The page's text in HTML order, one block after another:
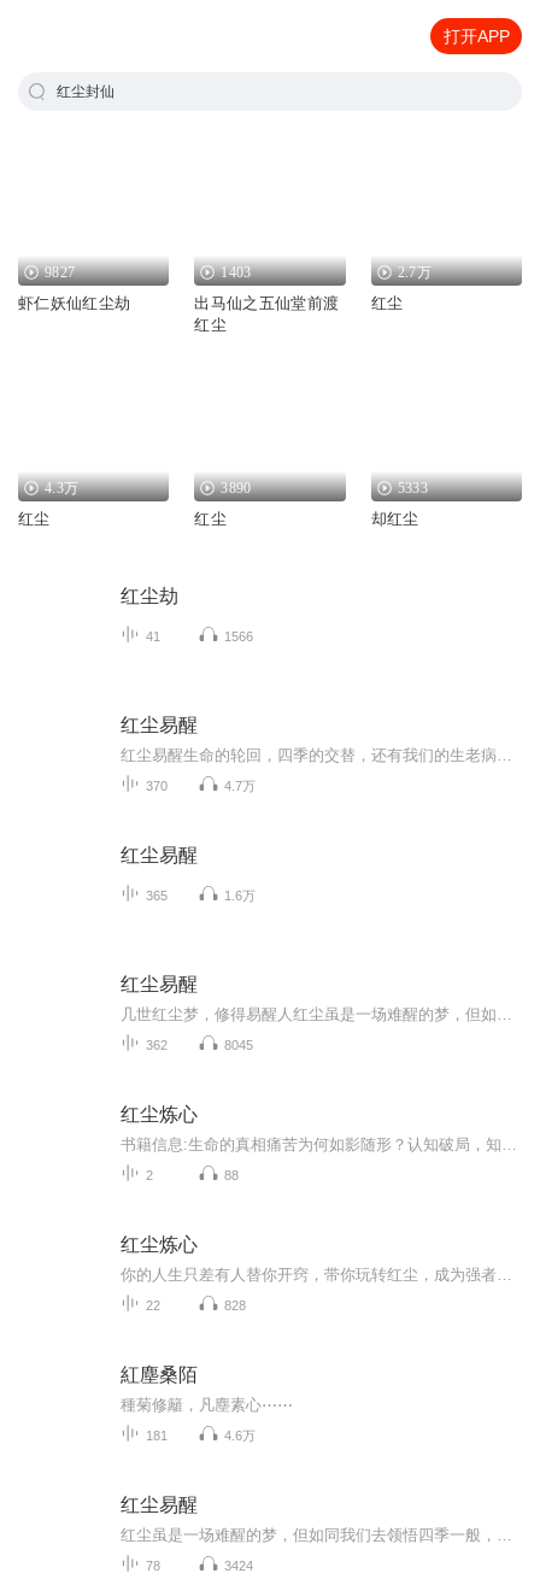
打开APP
红尘封仙
9827
虾仁妖仙红尘劫
1403
出马仙之五仙堂前渡
红尘
2.7万
红尘
4.3万
红尘
3890
红尘
5333
却红尘
红尘劫
41 1566
红尘易醒
370 4.7万
红尘易醒
365 1.6万
红尘易醒
362 8045
红尘炼心
2 88
红尘炼心
22 828
紅塵桑陌
種菊修籬，凡塵素心⋯⋯
181 4.6万
红尘易醒
78 3424